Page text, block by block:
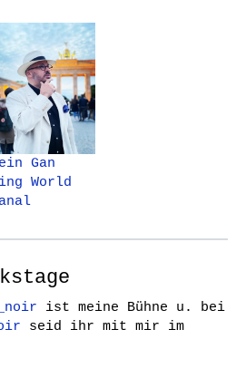
Gan
World
ist meine Bühne u. bei
seid ihr mit mir im